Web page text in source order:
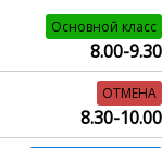
Основной класс
8.00-9.30
ОТМЕНА
8.30-10.00